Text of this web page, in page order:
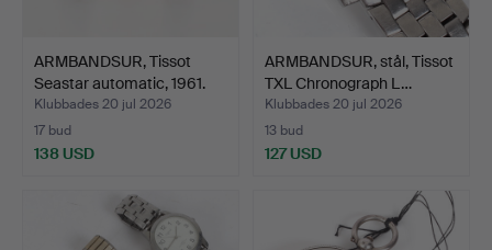
ARMBANDSUR, Tissot
Seastar automatic, 1961.
Klubbades 20 jul 2026
17 bud
138 USD
ARMBANDSUR, stål, Tissot
TXL Chronograph L…
Klubbades 20 jul 2026
13 bud
127 USD